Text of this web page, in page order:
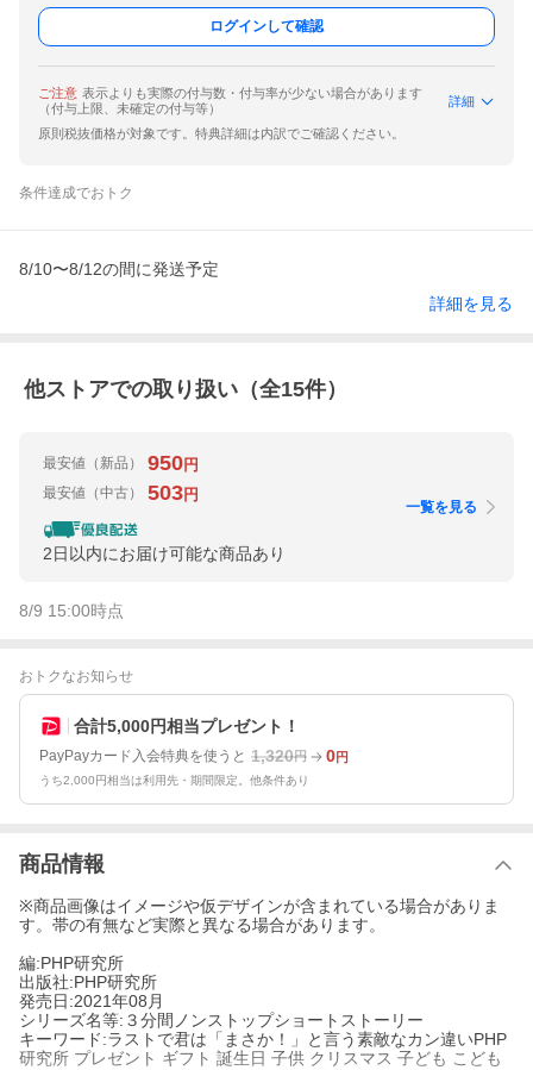
ログインして確認
ご注意 表示よりも実際の付与数・付与率が少ない場合があります
（付与上限、未確定の付与等）
詳細
原則税抜価格が対象です。特典詳細は内訳でご確認ください。
条件達成でおトク
8/10〜8/12の間に発送予定
詳細を見る
他ストアでの取り扱い（全15件）
最安値 （新品） 950円
最安値 （中古） 503円
2日以内にお届け可能な商品あり
一覧を見る
8/9 15:00時点
おトクなお知らせ
合計5,000円相当プレゼント！
PayPayカード入会特典を使うと 1,320円 0円
うち2,000円相当は利用先・期間限定。他条件あり
商品情報
※商品画像はイメージや仮デザインが含まれている場合がありま
す。帯の有無など実際と異なる場合があります。
編:PHP研究所
出版社:PHP研究所
発売日:2021年08月
シリーズ名等:３分間ノンストップショートストーリー
キーワード:ラストで君は「まさか！」と言う素敵なカン違いPHP
研究所 プレゼント ギフト 誕生日 子供 クリスマス 子ども こども